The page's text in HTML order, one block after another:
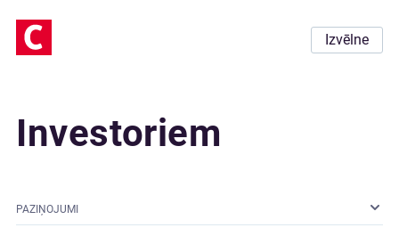
Izvēlne
Investoriem
PAZIŅOJUMI